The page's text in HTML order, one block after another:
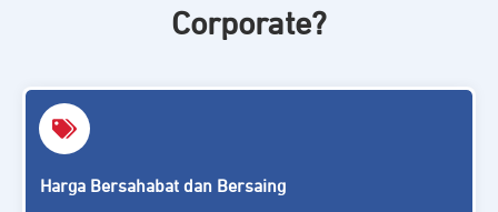
Corporate?
Harga Bersahabat dan Bersaing